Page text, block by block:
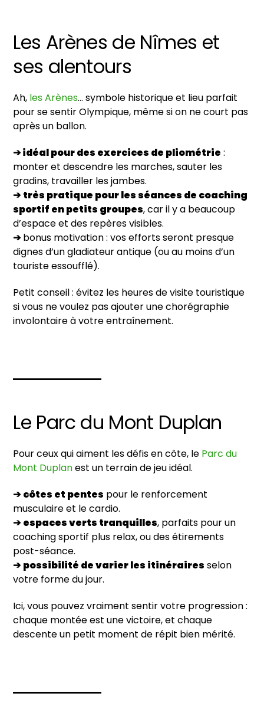
Les Arènes de Nîmes et
ses alentours
Ah, les Arènes… symbole historique et lieu parfait
pour se sentir Olympique, même si on ne court pas
après un ballon.
➔ idéal pour des exercices de pliométrie :
monter et descendre les marches, sauter les
gradins, travailler les jambes.
➔très pratique pour les séances de coaching
sportif en petits groupes, car il y a beaucoup
d’espace et des repères visibles.
➔bonus motivation : vos efforts seront presque
dignes d’un gladiateur antique (ou au moins d’un
touriste essoufflé).
Petit conseil : évitez les heures de visite touristique
si vous ne voulez pas ajouter une chorégraphie
involontaire à votre entraînement.
Le Parc du Mont Duplan
Pour ceux qui aiment les défis en côte, le Parc du
Mont Duplanest un terrain de jeu idéal.
➔côtes et pentes pour le renforcement
musculaire et le cardio.
➔espaces verts tranquilles, parfaits pour un
coaching sportif plus relax, ou des étirements
post-séance.
➔possibilité de varier les itinéraires selon
votre forme du jour.
Ici, vous pouvez vraiment sentir votre progression :
chaque montée est une victoire, et chaque
descente un petit moment de répit bien mérité.